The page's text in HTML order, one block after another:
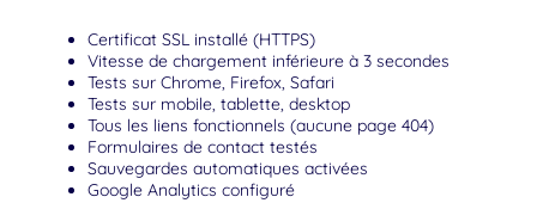
Certificat SSL installé (HTTPS)
Vitesse de chargement inférieure à 3 secondes
Tests sur Chrome, Firefox, Safari
Tests sur mobile, tablette, desktop
Tous les liens fonctionnels (aucune page 404)
Formulaires de contact testés
Sauvegardes automatiques activées
Google Analytics configuré